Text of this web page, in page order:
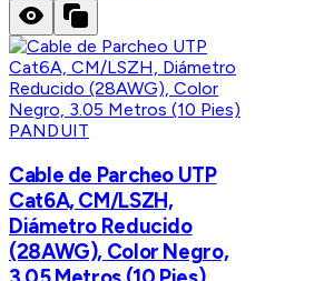
PANDUIT
Cable de Parcheo UTP
Cat6A, CM/LSZH,
Diámetro Reducido
(28AWG), Color Negro,